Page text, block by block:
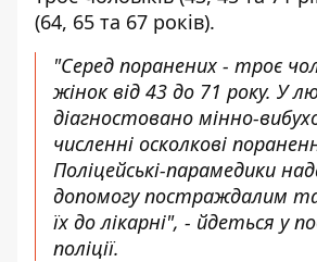
(64, 65 та 67 років).
"Серед поранених - троє
жінок від 43 до 71 року. У
діагностовано мінно-
численні осколкові
Поліцейські-парамедики
допомогу постраждалим
їх до лікарні", - йдеться у
поліції.